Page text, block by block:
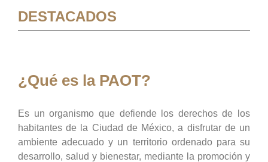
DESTACADOS
¿Qué es la PAOT?
Es un organismo que defiende los derechos de los
habitantes de la Ciudad de México, a disfrutar de un
ambiente adecuado y un territorio ordenado para su
desarrollo, salud y bienestar, mediante la promoción y